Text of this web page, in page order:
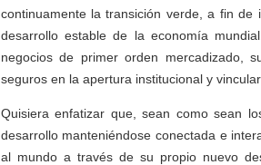
continuamente la transición verde, a fin
desarrollo estable de la economía
negocios de primer orden mercadizado,
seguros en la apertura institucional y
Quisiera enfatizar que, sean como sean
desarrollo manteniéndose conectada e
al mundo a través de su propio nuevo